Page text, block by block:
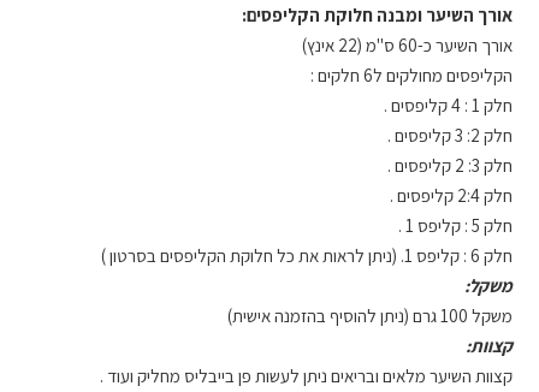
אורך השיער ומבנה חלוקת הקליפסים:
אורך השיער כ-60 ס"מ (22 אינץ)
הקליפסים מחולקים ל6 חלקים :
חלק 1 : 4 קליפסים .
חלק 2: 3 קליפסים .
חלק 3: 2 קליפסים .
חלק 2:4 קליפסים .
חלק 5 : קליפס 1 .
חלק 6 : קליפס 1. (ניתן לראות את כל חלוקת הקליפסים בסרטון )
משקל:
משקל 100 גרם (ניתן להוסיף בהזמנה אישית)
קצוות:
קצוות השיער מלאים ובריאים ניתן לעשות פן בייבליס מחליק ועוד .